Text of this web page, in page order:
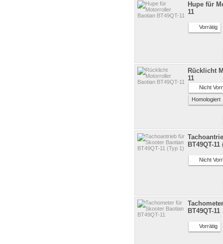
Hupe für
11
Vorrätig
Rücklicht
11
Nicht
Homologiert
BT49QT-11
Nicht
BT49QT-11
Vorrätig